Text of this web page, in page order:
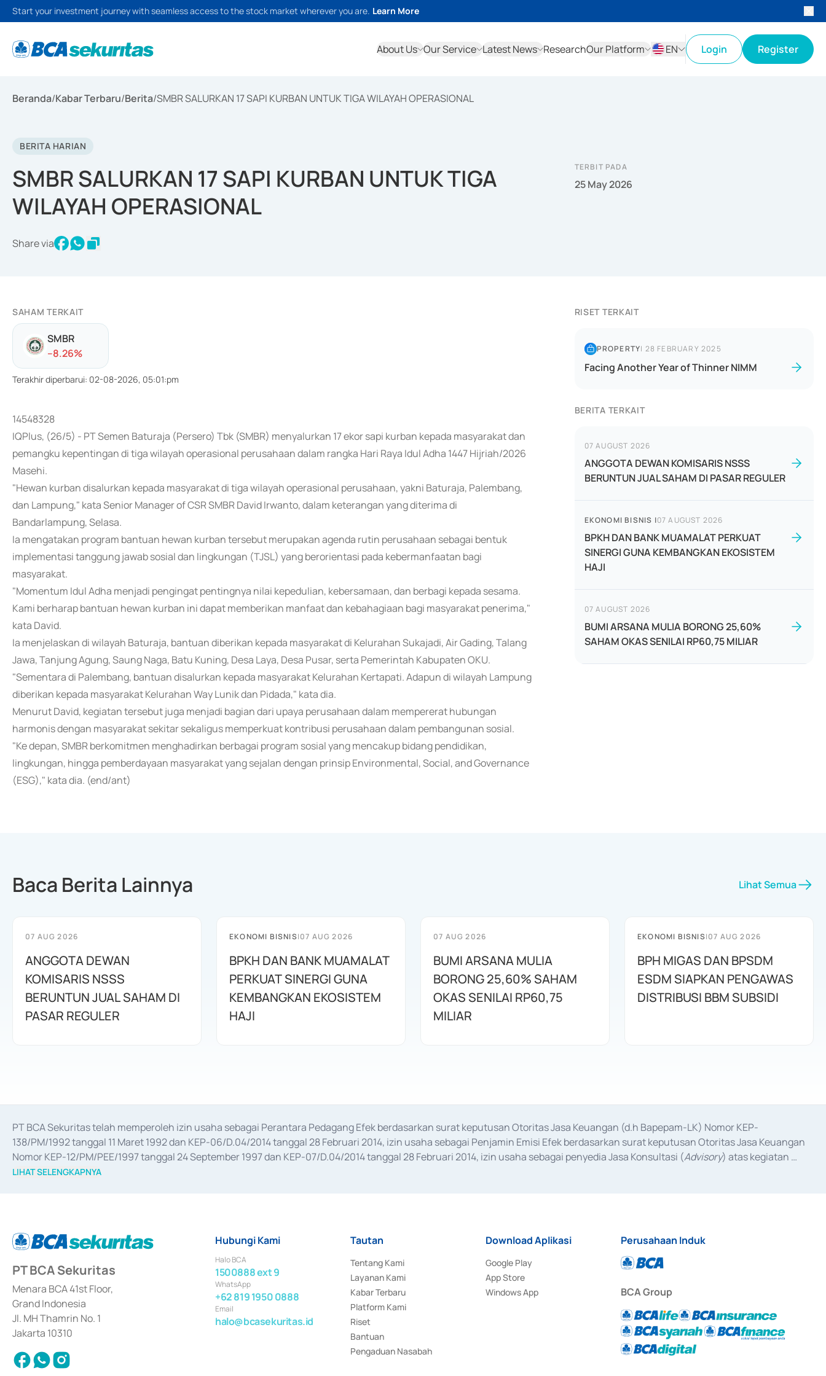
Start your investment journey with seamless access to the stock market wherever you are. Learn More
About Us Our Service Latest News ResearchOur Platform
EN
Login Register
Beranda/Kabar Terbaru/Berita/SMBR SALURKAN 17 SAPI KURBAN UNTUK TIGA WILAYAH OPERASIONAL
BERITA HARIAN
SMBR SALURKAN 17 SAPI KURBAN UNTUK TIGA
WILAYAH OPERASIONAL
Share via
TERBIT PADA
25 May 2026
SAHAM TERKAIT
SMBR
--8.26%
Terakhir diperbarui: 02-08-2026, 05:01:pm
14548328
IQPlus, (26/5) - PT Semen Baturaja (Persero) Tbk (SMBR) menyalurkan 17 ekor sapi kurban kepada masyarakat dan
pemangku kepentingan di tiga wilayah operasional perusahaan dalam rangka Hari Raya Idul Adha 1447 Hijriah/2026
Masehi.
"Hewan kurban disalurkan kepada masyarakat di tiga wilayah operasional perusahaan, yakni Baturaja, Palembang,
dan Lampung," kata Senior Manager of CSR SMBR David Irwanto, dalam keterangan yang diterima di
Bandarlampung, Selasa.
Ia mengatakan program bantuan hewan kurban tersebut merupakan agenda rutin perusahaan sebagai bentuk
implementasi tanggung jawab sosial dan lingkungan (TJSL) yang berorientasi pada kebermanfaatan bagi
masyarakat.
"Momentum Idul Adha menjadi pengingat pentingnya nilai kepedulian, kebersamaan, dan berbagi kepada sesama.
Kami berharap bantuan hewan kurban ini dapat memberikan manfaat dan kebahagiaan bagi masyarakat penerima,"
kata David.
Ia menjelaskan di wilayah Baturaja, bantuan diberikan kepada masyarakat di Kelurahan Sukajadi, Air Gading, Talang
Jawa, Tanjung Agung, Saung Naga, Batu Kuning, Desa Laya, Desa Pusar, serta Pemerintah Kabupaten OKU.
"Sementara di Palembang, bantuan disalurkan kepada masyarakat Kelurahan Kertapati. Adapun di wilayah Lampung
diberikan kepada masyarakat Kelurahan Way Lunik dan Pidada," kata dia.
Menurut David, kegiatan tersebut juga menjadi bagian dari upaya perusahaan dalam mempererat hubungan
harmonis dengan masyarakat sekitar sekaligus memperkuat kontribusi perusahaan dalam pembangunan sosial.
"Ke depan, SMBR berkomitmen menghadirkan berbagai program sosial yang mencakup bidang pendidikan,
lingkungan, hingga pemberdayaan masyarakat yang sejalan dengan prinsip Environmental, Social, and Governance
(ESG)," kata dia. (end/ant)
RISET TERKAIT
PROPERTY| 28 FEBRUARY 2025
Facing Another Year of Thinner NIMM
BERITA TERKAIT
07 AUGUST 2026
ANGGOTA DEWAN KOMISARIS NSSS
BERUNTUN JUAL SAHAM DI PASAR REGULER
EKONOMI BISNIS |07 AUGUST 2026
BPKH DAN BANK MUAMALAT PERKUAT
SINERGI GUNA KEMBANGKAN EKOSISTEM
HAJI
07 AUGUST 2026
BUMI ARSANA MULIA BORONG 25,60%
SAHAM OKAS SENILAI RP60,75 MILIAR
Baca Berita Lainnya Lihat Semua
07 AUG 2026
ANGGOTA DEWAN
KOMISARIS NSSS
BERUNTUN JUAL SAHAM DI
PASAR REGULER
EKONOMI BISNIS|07 AUG 2026
BPKH DAN BANK MUAMALAT
PERKUAT SINERGI GUNA
KEMBANGKAN EKOSISTEM
HAJI
07 AUG 2026
BUMI ARSANA MULIA
BORONG 25,60% SAHAM
OKAS SENILAI RP60,75
MILIAR
EKONOMI BISNIS|07 AUG 2026
BPH MIGAS DAN BPSDM
ESDM SIAPKAN PENGAWAS
DISTRIBUSI BBM SUBSIDI
PT BCA Sekuritas telah memperoleh izin usaha sebagai Perantara Pedagang Efek berdasarkan surat keputusan Otoritas Jasa Keuangan (d.h Bapepam-LK) Nomor KEP-
138/PM/1992 tanggal 11 Maret 1992 dan KEP-06/D.04/2014 tanggal 28 Februari 2014, izin usaha sebagai Penjamin Emisi Efek berdasarkan surat keputusan Otoritas Jasa Keuangan
Nomor KEP-12/PM/PEE/1997 tanggal 24 September 1997 dan KEP-07/D.04/2014 tanggal 28 Februari 2014, izin usaha sebagai penyedia Jasa Konsultasi (Advisory) atas kegiatan
merger, akuisisi, divestasi, dan
LIHAT SELENGKAPNYA
PT BCA Sekuritas
Menara BCA 41st Floor,
Grand Indonesia
Jl. MH Thamrin No. 1
Jakarta 10310
Hubungi Kami
Halo BCA
1500888 ext 9
WhatsApp
+62 819 1950 0888
Email
halo@bcasekuritas.id
Tautan
Tentang Kami
Layanan Kami
Kabar Terbaru
Platform Kami
Riset
Bantuan
Pengaduan Nasabah
Download Aplikasi
Google Play
App Store
Windows App
Perusahaan Induk
BCA Group